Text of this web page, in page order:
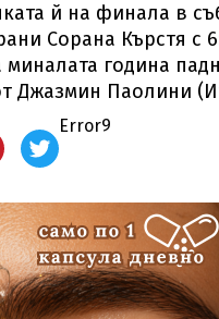
й на финала в
Сорана Кърстя с
миналата година
Джазмин Паолини
Error9